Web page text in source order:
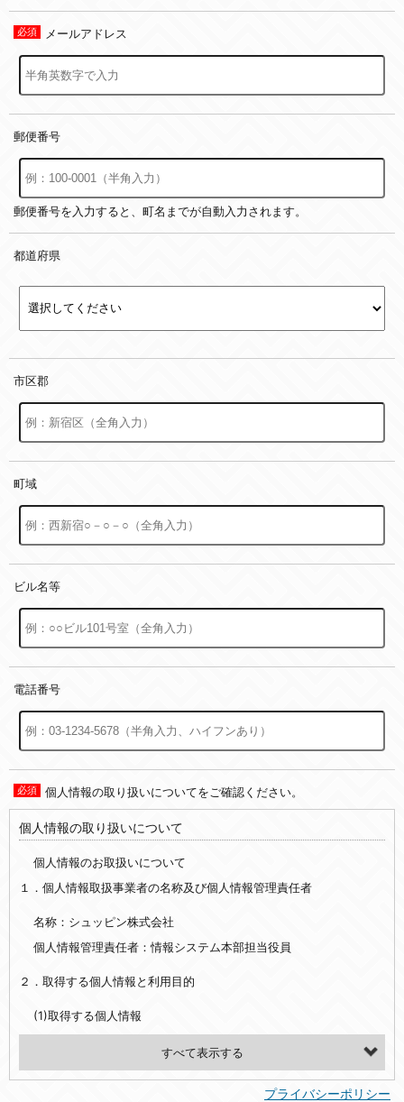
メールアドレス
郵便番号
郵便番号を入力すると、町名までが自動入力されます。
都道府県
市区郡
町域
ビル名等
電話番号
個人情報の取り扱いについてをご確認ください。
個人情報の取り扱いについて
個人情報のお取扱いについて
１．個人情報取扱事業者の名称及び個人情報管理責任者
名称：シュッピン株式会社
個人情報管理責任者：情報システム本部担当役員
２．取得する個人情報と利用目的
(1)取得する個人情報
(2)利用目的
プライバシーポリシー